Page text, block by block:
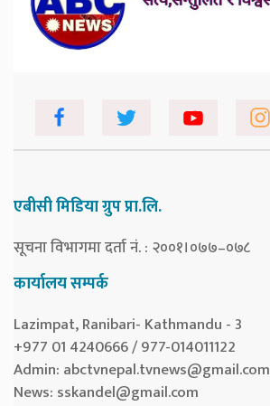
एबीसी मिडिया ग्रुप प्रा.लि.
सूचना विभागमा दर्ता नं. : २००१।०७७–०७८
कार्यालय सम्पर्क
Lazimpat, Ranibari- Kathmandu - 3
+977 01 4240666 / 977-014011122
Admin: abctvnepal.tvnews@gmail.com
News: sskandel@gmail.com